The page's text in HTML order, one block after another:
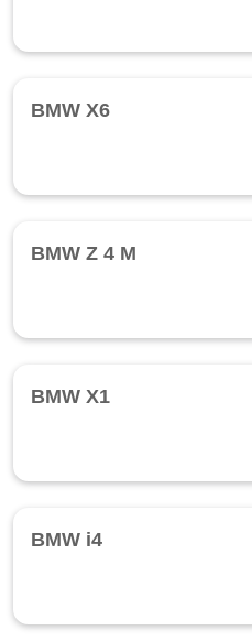
BMW X6
BMW Z 4 M
BMW X1
BMW i4